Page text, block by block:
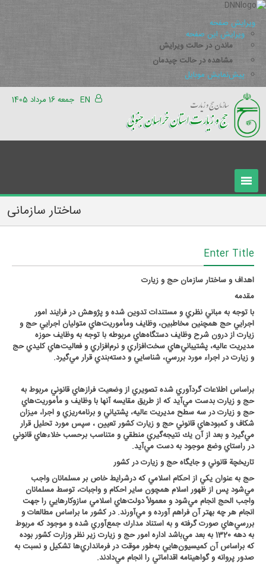
ویرایش صفحه
ویرایش این صفحه
ماندن در حالت ویرایش
مشاهده در حالت چیدمان
پیش‌نمایش موبایل
جمعه 16 مرداد 1405 EN
ساختار سازمانی
Enter Title
اهداف و ساختار سازمان حج و زیارت
مقدمه
با توجه به مباني نظري و مستندات تدوين شده و پژوهش در فرايند امور
اجرايي حج همچنين مخاطبين، وظايف ومأموريت‌هاي متوليان اجرايي حج و
زيارت از درون شرح وظايف دستگاه‌هاي مربوطه با توجه به وظايف حوزه
مديريت عاليه، پشتيباني‌هاي سخت‌افزاري و نرم‌افزاري و فعاليت‌هاي كليدي حج
و زيارت در اجراء مورد بررسي، شناسايي و دسته‌بندي قرار مي‌گيرد.
براساس اطلاعات گردآوري شده تصويري از وضعيت فرازهاي قانوني مربوط به
حج و زيارت بدست‌ مي‌آيد كه از طريق مقايسه آنها با وظايف و مأموريت‌هاي
حج و زيارت در سه سطح مديريت عاليه، پشتياني‌ و برنامه‌ريزي و اجرا، ميزان
شكاف و كمبودهاي قانوني حج و زيارت كشور تعيين ، سپس مورد تحليل قرار
مي‌گيرد و بعد از آن يك نتيجه‌گيري منطقي و متناسب برحسب خلاء‌هاي قانوني
در راستاي وضع موجود به دست مي‌آيد.
تاريخچة قانوني و جايگاه حج و زيارت در كشور
حج به عنوان يكي از احكام اسلامي كه درشرايط خاص بر مسلمانان واجب
مي‌شود پس از ظهور اسلام همچون ساير احكام و واجبات، توسط مسلمانان
واجب‌ الحج انجام مي‌شود و معمولاً‌ دولت‌هاي اسلامي سازوكارهايي را جهت
انجام هر چه بهتر آن فراهم آورده و مي‌آورند. در كشور ما براساس مطالعات و
بررسي‌هاي صورت گرفته و به استناد مدارك جمع‌آوري شده و موجود كه مربوط
به دهه 1320 به بعد مي‌باشد اداره امور حج و زيارت زير نظر وزارت كشور بوده
كه براساس آن كميسيون‌هايي به‌طور موقت در فرمانداري‌ها تشكيل و نسبت به
صدور پروانه و گواهينامه اقداماتي را انجام مي‌دادند.